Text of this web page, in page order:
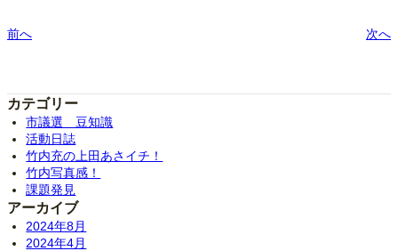
前へ 次へ
カテゴリー
市議選 豆知識
活動日誌
竹内充の上田あさイチ！
竹内写真感！
課題発見
アーカイブ
2024年8月
2024年4月